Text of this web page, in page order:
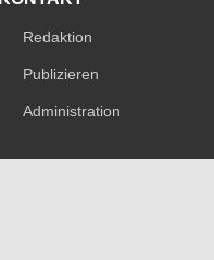
Redaktion
Publizieren
Administration